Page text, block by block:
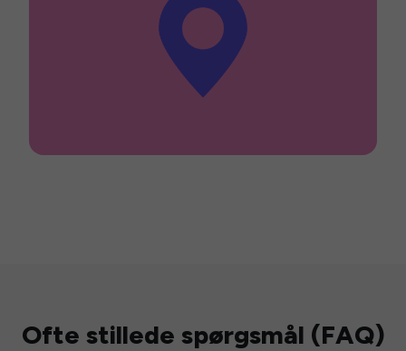
Ofte stillede spørgsmål (FAQ)